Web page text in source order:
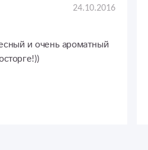
24.10.2016
и очень ароматный